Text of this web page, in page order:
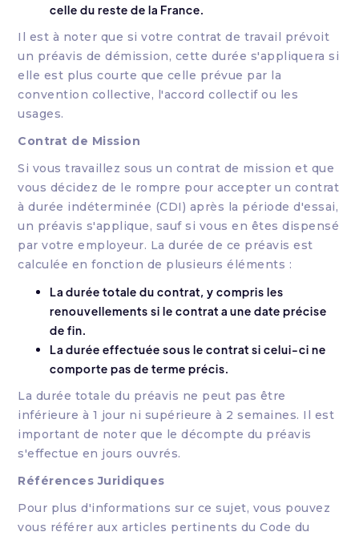
celle du reste de la France.
Il est à noter que si votre contrat de travail prévoit
un préavis de démission, cette durée s'appliquera si
elle est plus courte que celle prévue par la
convention collective, l'accord collectif ou les
usages.
Contrat de Mission
Si vous travaillez sous un contrat de mission et que
vous décidez de le rompre pour accepter un contrat
à durée indéterminée (CDI) après la période d'essai,
un préavis s'applique, sauf si vous en êtes dispensé
par votre employeur. La durée de ce préavis est
calculée en fonction de plusieurs éléments :
La durée totale du contrat, y compris les
renouvellements si le contrat a une date précise
de fin.
La durée effectuée sous le contrat si celui-ci ne
comporte pas de terme précis.
La durée totale du préavis ne peut pas être
inférieure à 1 jour ni supérieure à 2 semaines. Il est
important de noter que le décompte du préavis
s'effectue en jours ouvrés.
Références Juridiques
Pour plus d'informations sur ce sujet, vous pouvez
vous référer aux articles pertinents du Code du